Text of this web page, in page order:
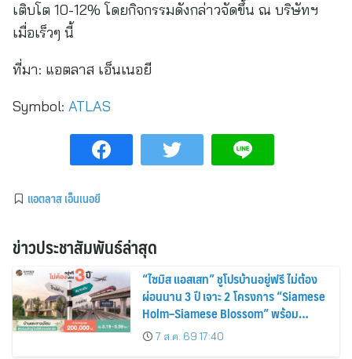
เติบโต 10-12% โดยกิจกรรมดังกล่าวจัดขึ้น ณ บริษัทฯ
เมื่อเร็วๆ นี้
ที่มา: แอตลาส เอ็นเนอยี
Symbol: ATLAS
แอตลาส เอ็นเนอยี
ข่าวประชาสัมพันธ์ล่าสุด
“ไซมิส แอสเสท” ชูโปรบ้านอยู่ฟรี ไม่ต้อง
ผ่อนนาน 3 ปี เจาะ 2 โครงการ “Siamese
Holm–Siamese Blossom” พร้อม
ส่วนลดและสิทธิพิเศษถึง 31 สิงหาคม
2569
7 ส.ค. 69 17:40